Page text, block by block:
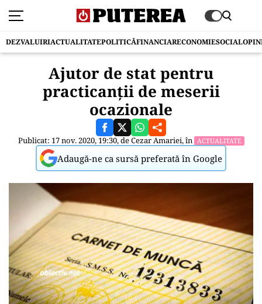
DEZVALUIRIACTUALITATEPOLITICĂFINANCIARECONOMIESOCIAL
Ajutor de stat pentru
practicanții de meserii
ocazionale
Publicat: 17 nov. 2020, 19:30, deCezar Amariei, în ACTUALITATE
Adaugă-ne ca sursă preferată în Google